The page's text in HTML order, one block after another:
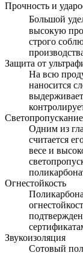
Прочность и
Большой
высокую
строго
Защита от
На всю
наносится
Светопропускание
Одним из
считается
весе и
Огнестойкость
Звукоизоляция
Сотовый